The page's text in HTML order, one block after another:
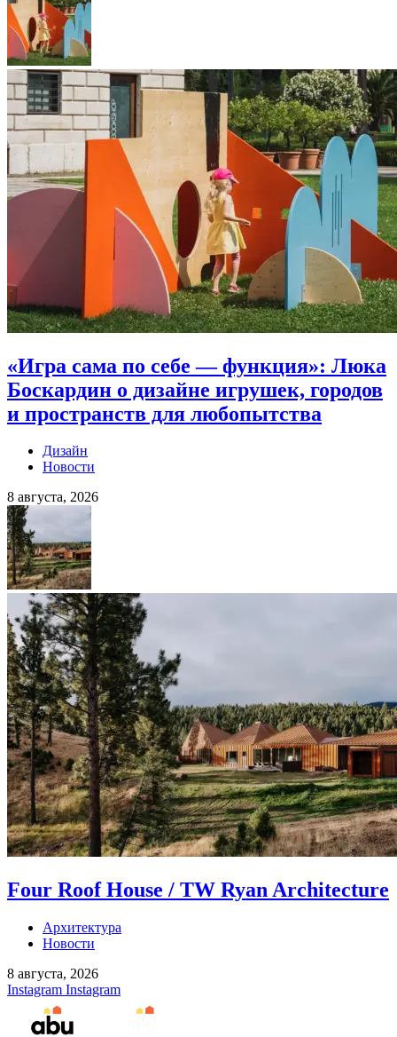
«Игра сама по себе — функция»: Люка
Боскардин о дизайне игрушек, городов
и пространств для любопытства
Дизайн
Новости
8 августа, 2026
Four Roof House / TW Ryan Architecture
Архитектура
Новости
8 августа, 2026
Instagram Instagram